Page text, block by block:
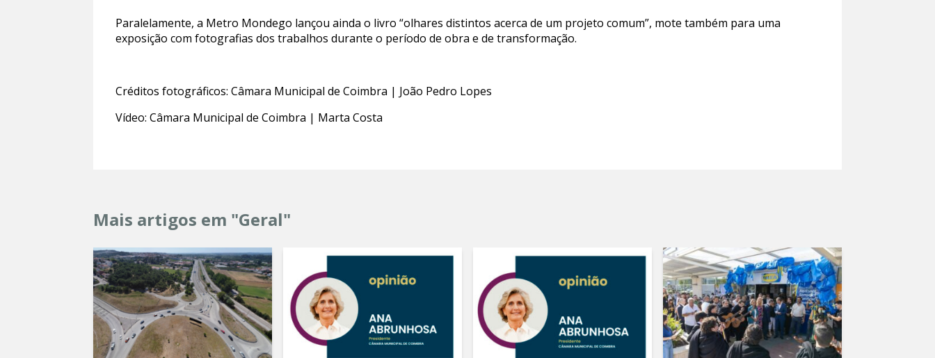
Paralelamente, a Metro Mondego lançou ainda o livro “olhares distintos acerca de um projeto comum”, mote também para uma
exposição com fotografias dos trabalhos durante o período de obra e de transformação.
Créditos fotográficos: Câmara Municipal de Coimbra | João Pedro Lopes
Vídeo: Câmara Municipal de Coimbra | Marta Costa
Mais artigos em "Geral"